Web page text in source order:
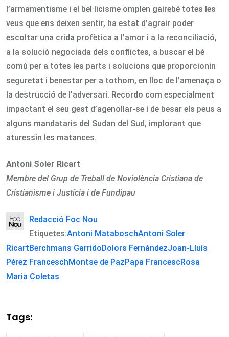
l’armamentisme i el bel·licisme omplen gairebé totes les
veus que ens deixen sentir, ha estat d’agrair poder
escoltar una crida profètica a l’amor i a la reconciliació,
a la solució negociada dels conflictes, a buscar el bé
comú per a totes les parts i solucions que proporcionin
seguretat i benestar per a tothom, en lloc de l’amenaça o
la destrucció de l’adversari. Recordo com especialment
impactant el seu gest d’agenollar-se i de besar els peus a
alguns mandataris del Sudan del Sud, implorant que
aturessin les matances.
Antoni Soler Ricart
Membre del Grup de Treball de Noviolència Cristiana de
Cristianisme i Justícia i de Fundipau
Redacció Foc Nou
Etiquetes:Antoni MataboschAntoni Soler
RicartBerchmans GarridoDolors FernàndezJoan-Lluís
Pérez FranceschMontse de PazPapa FrancescRosa
Maria Coletas
Tags: